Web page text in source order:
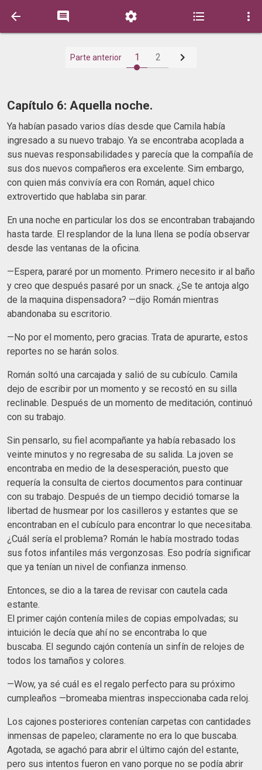
    
Parte anterior 1 2 
Capítulo 6: Aquella noche.
Ya habían pasado varios días desde que Camila había
ingresado a su nuevo trabajo. Ya se encontraba acoplada a
sus nuevas responsabilidades y parecía que la compañía de
sus dos nuevos compañeros era excelente. Sim embargo,
con quien más convivía era con Román, aquel chico
extrovertido que hablaba sin parar.
En una noche en particular los dos se encontraban trabajando
hasta tarde. El resplandor de la luna llena se podía observar
desde las ventanas de la oficina.
—Espera, pararé por un momento. Primero necesito ir al baño
y creo que después pasaré por un snack. ¿Se te antoja algo
de la maquina dispensadora? —dijo Román mientras
abandonaba su escritorio.
—No por el momento, pero gracias. Trata de apurarte, estos
reportes no se harán solos.
Román soltó una carcajada y salió de su cubículo. Camila
dejo de escribir por un momento y se recostó en su silla
reclinable. Después de un momento de meditación, continuó
con su trabajo.
Sin pensarlo, su fiel acompañante ya había rebasado los
veinte minutos y no regresaba de su salida. La joven se
encontraba en medio de la desesperación, puesto que
requería la consulta de ciertos documentos para continuar
con su trabajo. Después de un tiempo decidió tomarse la
libertad de husmear por los casilleros y estantes que se
encontraban en el cubículo para encontrar lo que necesitaba.
¿Cuál sería el problema? Román le había mostrado todas
sus fotos infantiles más vergonzosas. Eso podría significar
que ya tenían un nivel de confianza inmenso.
Entonces, se dio a la tarea de revisar con cautela cada
estante.
El primer cajón contenía miles de copias empolvadas; su
intuición le decía que ahí no se encontraba lo que
buscaba. El segundo cajón contenía un sinfín de relojes de
todos los tamaños y colores.
—Wow, ya sé cuál es el regalo perfecto para su próximo
cumpleaños —bromeaba mientras inspeccionaba cada reloj.
Los cajones posteriores contenían carpetas con cantidades
inmensas de papeleo; claramente no era lo que buscaba.
Agotada, se agachó para abrir el último cajón del estante,
pero sus intentos fueron en vano porque no se podía abrir